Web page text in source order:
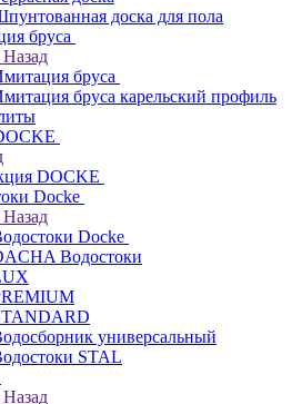
доска для пола
бруса
Назад
бруса
бруса карельский профиль
DOCKE
Docke
Назад
Docke
Водостоки
универсальный
STAL
Назад